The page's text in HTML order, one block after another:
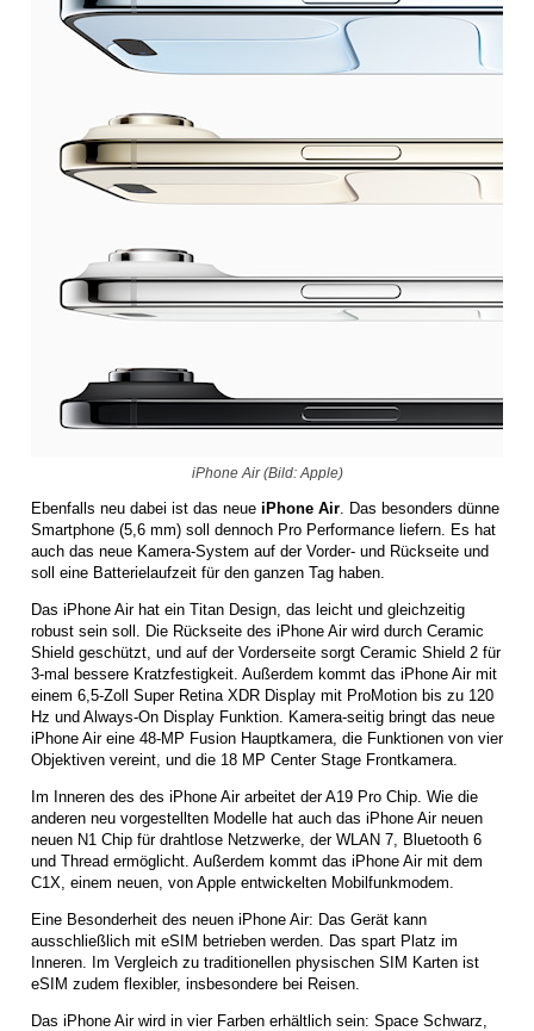
iPhone Air (Bild: Apple)
Ebenfalls neu dabei ist das neue iPhone Air . Das besonders dünne
Smartphone (5,6 mm) soll dennoch Pro Performance liefern. Es hat
auch das neue Kamera-System auf der Vorder- und Rückseite und
soll eine Batterielaufzeit für den ganzen Tag haben.
Das iPhone Air hat ein Titan Design, das leicht und gleichzeitig
robust sein soll. Die Rückseite des iPhone Air wird durch Ceramic
Shield geschützt, und auf der Vorderseite sorgt Ceramic Shield 2 für
3-mal bessere Kratzfestigkeit. Außerdem kommt das iPhone Air mit
einem 6,5-Zoll Super Retina XDR Display mit ProMotion bis zu 120
Hz und Always-On Display Funktion. Kamera-seitig bringt das neue
iPhone Air eine 48-MP Fusion Hauptkamera, die Funktionen von vier
Objektiven vereint, und die 18 MP Center Stage Frontkamera.
Im Inneren des des iPhone Air arbeitet der A19 Pro Chip. Wie die
anderen neu vorgestellten Modelle hat auch das iPhone Air neuen
neuen N1 Chip für drahtlose Netzwerke, der WLAN 7, Bluetooth 6
und Thread ermöglicht. Außerdem kommt das iPhone Air mit dem
C1X, einem neuen, von Apple entwickelten Mobilfunkmodem.
Eine Besonderheit des neuen iPhone Air: Das Gerät kann
ausschließlich mit eSIM betrieben werden. Das spart Platz im
Inneren. Im Vergleich zu traditionellen physischen SIM Karten ist
eSIM zudem flexibler, insbesondere bei Reisen.
Das iPhone Air wird in vier Farben erhältlich sein: Space Schwarz,